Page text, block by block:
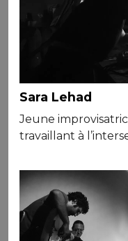
Sara Lehad
Jeune
travaillant à